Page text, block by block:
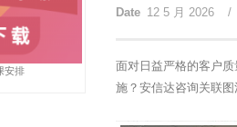
Date 12 5 月 2026 /
面对日益严格的客户
施？安信达咨询关联
安排